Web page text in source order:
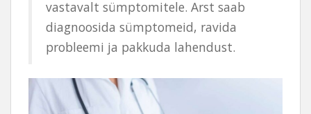
vastavalt sümptomitele. Arst saab
diagnoosida sümptomeid, ravida
probleemi ja pakkuda lahendust.